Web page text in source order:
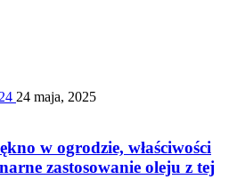
24 maja, 2025
w ogrodzie, właściwości
zastosowanie oleju z tej